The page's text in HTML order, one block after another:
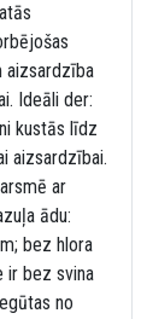
aizsardzība
Ideāli der:
kustās līdz
aizsardzībai.
ar
ādu:
bez hlora
ir bez svina
no